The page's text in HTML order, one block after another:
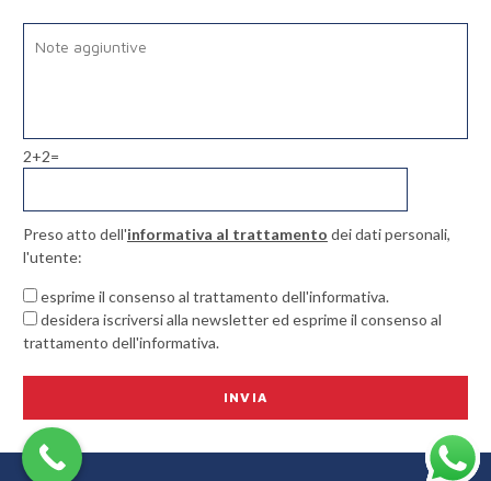
2+2=
Preso atto dell'informativa al trattamento dei dati personali,
l'utente:
esprime il consenso al trattamento dell'informativa.
desidera iscriversi alla newsletter ed esprime il consenso al
trattamento dell'informativa.